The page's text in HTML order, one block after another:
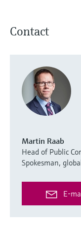
Contact
Martin Raab
Head of Public
Spokesman,
E-